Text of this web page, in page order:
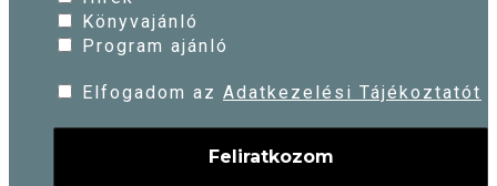
Könyvajánló
Program ajánló
Elfogadom az Adatkezelési Tájékoztatót